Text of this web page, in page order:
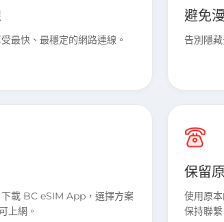
最快、最穩定的網路連線。
避免
告別隱
載 BC eSIM App，選擇方案
上網。
保留
使用原
保持聯繫